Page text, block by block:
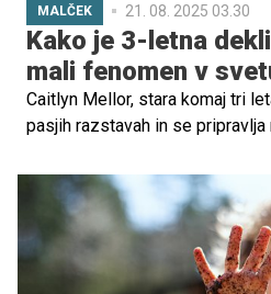
MALČEK 21. 08. 2025 03.30
Kako je 3-letna
mali fenomen v
Caitlyn Mellor, stara komaj tri
pasjih razstavah in se
najmlajših razstavljavk psov v
fenomen v svetu kinologije.